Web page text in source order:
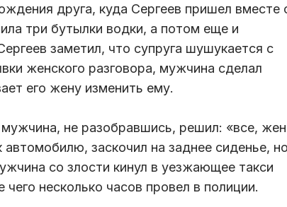
друга, куда Сергеев пришел вместе
три бутылки водки, а потом еще и
заметил, что супруга шушукается с
женского разговора, мужчина сделал
его жену изменить ему.
не разобравшись, решил: «все,
автомобилю, заскочил на заднее сиденье, но
со злости кинул в уезжающее такси
несколько часов провел в полиции.